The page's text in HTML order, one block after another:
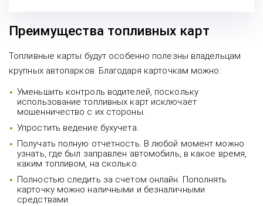
Преимущества топливных карт
Топливные карты будут особенно полезны владельцам
крупных автопарков. Благодаря карточкам можно:
Уменьшить контроль водителей, поскольку
использование топливных карт исключает
мошенничество с их стороны.
Упростить ведение бухучета.
Получать полную отчетность. В любой момент можно
узнать, где был заправлен автомобиль, в какое время,
каким топливом, на сколько.
Полностью следить за счетом онлайн. Пополнять
карточку можно наличными и безналичными
средствами.